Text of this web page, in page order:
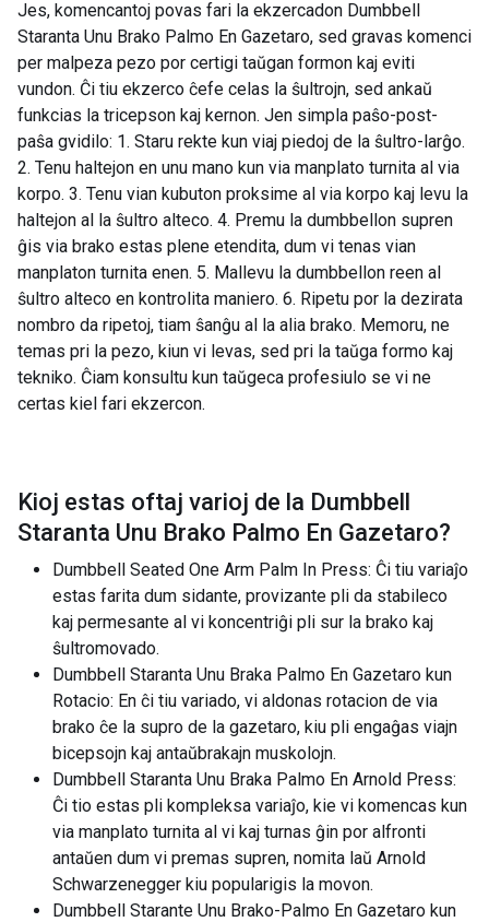
Jes, komencantoj povas fari la ekzercadon Dumbbell
Staranta Unu Brako Palmo En Gazetaro, sed gravas komenci
per malpeza pezo por certigi taŭgan formon kaj eviti
vundon. Ĉi tiu ekzerco ĉefe celas la ŝultrojn, sed ankaŭ
funkcias la tricepson kaj kernon. Jen simpla paŝo-post-
paŝa gvidilo: 1. Staru rekte kun viaj piedoj de la ŝultro-larĝo.
2. Tenu haltejon en unu mano kun via manplato turnita al via
korpo. 3. Tenu vian kubuton proksime al via korpo kaj levu la
haltejon al la ŝultro alteco. 4. Premu la dumbbellon supren
ĝis via brako estas plene etendita, dum vi tenas vian
manplaton turnita enen. 5. Mallevu la dumbbellon reen al
ŝultro alteco en kontrolita maniero. 6. Ripetu por la dezirata
nombro da ripetoj, tiam ŝanĝu al la alia brako. Memoru, ne
temas pri la pezo, kiun vi levas, sed pri la taŭga formo kaj
tekniko. Ĉiam konsultu kun taŭgeca profesiulo se vi ne
certas kiel fari ekzercon.
Kioj estas oftaj varioj de la Dumbbell
Staranta Unu Brako Palmo En Gazetaro?
Dumbbell Seated One Arm Palm In Press: Ĉi tiu variaĵo
estas farita dum sidante, provizante pli da stabileco
kaj permesante al vi koncentriĝi pli sur la brako kaj
ŝultromovado.
Dumbbell Staranta Unu Braka Palmo En Gazetaro kun
Rotacio: En ĉi tiu variado, vi aldonas rotacion de via
brako ĉe la supro de la gazetaro, kiu pli engaĝas viajn
bicepsojn kaj antaŭbrakajn muskolojn.
Dumbbell Staranta Unu Braka Palmo En Arnold Press:
Ĉi tio estas pli kompleksa variaĵo, kie vi komencas kun
via manplato turnita al vi kaj turnas ĝin por alfronti
antaŭen dum vi premas supren, nomita laŭ Arnold
Schwarzenegger kiu popularigis la movon.
Dumbbell Starante Unu Brako-Palmo En Gazetaro kun